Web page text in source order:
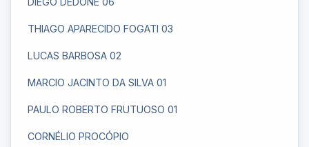
THIAGO APARECIDO FOGATI 03
LUCAS BARBOSA 02
MARCIO JACINTO DA SILVA 01
PAULO ROBERTO FRUTUOSO 01
CORNÉLIO PROCÓPIO